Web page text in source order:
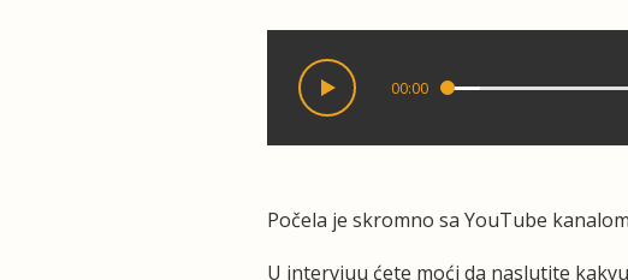
00:00
Počela je skromno sa YouTube
U intervjuu ćete moći da naslutite